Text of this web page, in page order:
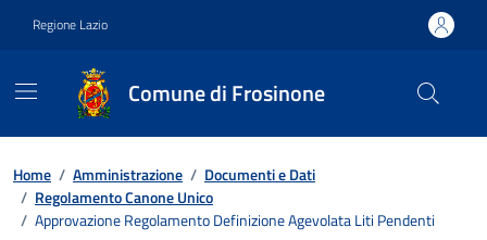
Regione Lazio
Comune di Frosinone
Contenuti in evidenza
Home / Amministrazione / Documenti e Dati
/ Regolamento Canone Unico
/ Approvazione Regolamento Definizione Agevolata Liti Pendenti